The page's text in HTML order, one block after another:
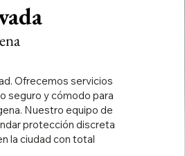
Ofrecemos servicios
seguro y cómodo para
Nuestro equipo de
protección discreta
la ciudad con total